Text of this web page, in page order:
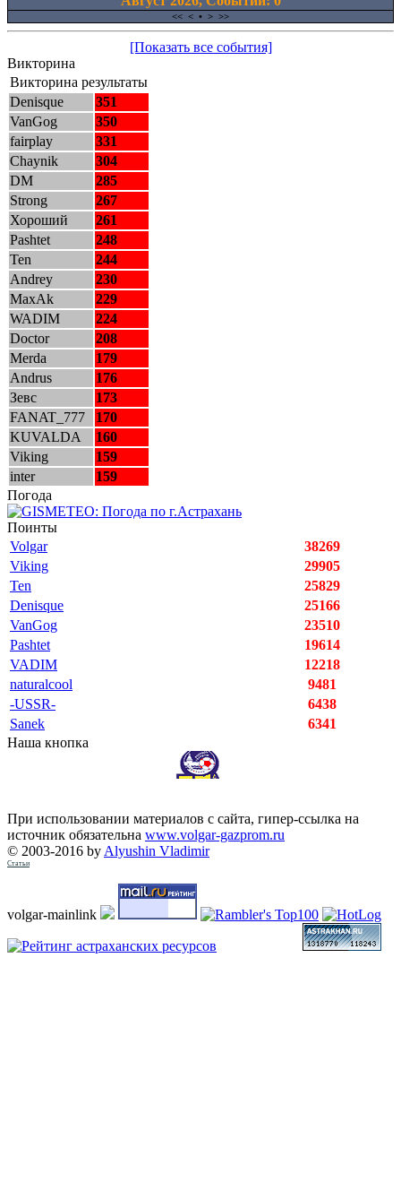
<< < • > >>
[Показать все события]
Викторина
Викторина результаты
Denisque
351
VanGog
350
fairplay
331
Chaynik
304
DM
285
Strong
267
Хороший
261
Pashtet
248
Ten
244
Andrey
230
MaxAk
229
WADIM
224
Doctor
208
Merda
179
Andrus
176
Зевс
173
FANAT_777
170
KUVALDA
160
Viking
159
inter
159
Погода
Поинты
Volgar
38269
Viking
29905
Ten
25829
Denisque
25166
VanGog
23510
Pashtet
19614
VADIM
12218
naturalcool
9481
-USSR-
6438
Sanek
6341
Наша кнопка
При использовании материалов с сайта, гипер-ссылка на
источник обязательна www.volgar-gazprom.ru
© 2003-2016 by Alyushin Vladimir
Статьи
volgar-mainlink